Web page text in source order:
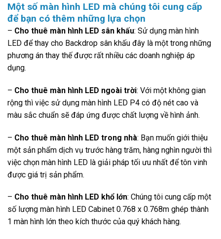
Một số màn hình LED mà chúng tôi cung cấp
để bạn có thêm những lựa chọn
– Cho thuê màn hình LED sân khấu: Sử dụng màn hình
LED để thay cho Backdrop sân khấu đây là một trong những
phương án thay thế được rất nhiều các doanh nghiệp áp
dụng.
– Cho thuê màn hình LED ngoài trời: Với một không gian
rộng thì việc sử dụng màn hình LED P4 có độ nét cao và
màu sắc chuẩn sẽ đáp ứng được chất lượng về hình ảnh.
– Cho thuê màn hình LED trong nhà: Bạn muốn giới thiệu
một sản phẩm dịch vụ trước hàng trăm, hàng nghìn người thì
việc chọn màn hình LED là giải pháp tối ưu nhất để tôn vinh
được giá trị sản phẩm.
– Cho thuê màn hình LED khổ lớn: Chúng tôi cung cấp một
số lượng màn hình LED Cabinet 0.768 x 0.768m ghép thành
1 màn hình lớn theo kích thước của quý khách hàng.